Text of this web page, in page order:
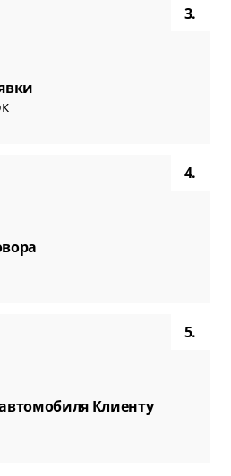
3.
4.
5.
Клиенту